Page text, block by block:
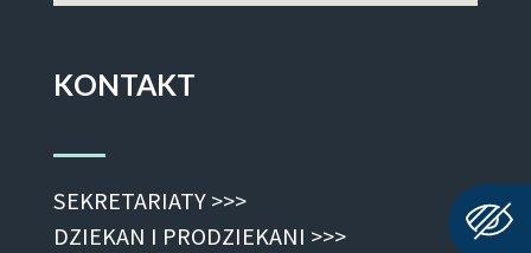
KONTAKT
SEKRETARIATY >>>
DZIEKAN I PRODZIEKANI >>>